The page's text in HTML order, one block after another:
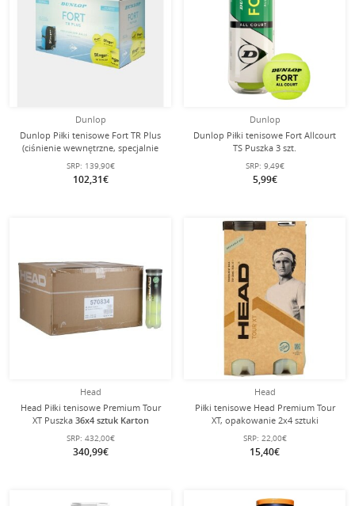
Dunlop
Dunlop Piłki tenisowe Fort TR Plus
(ciśnienie wewnętrzne, specjalnie
do maszyny do piłek Slinger) żółte
18x4 opakowanie
SRP: 139,90€
102,31€
Dunlop
Dunlop Piłki tenisowe Fort Allcourt
TS Puszka 3 szt.
SRP: 9,49€
5,99€
Head
Head Piłki tenisowe Premium Tour
XT Puszka 36x4 sztuk Karton
SRP: 432,00€
340,99€
Head
Piłki tenisowe Head Premium Tour
XT, opakowanie 2x4 sztuki
SRP: 22,00€
15,40€